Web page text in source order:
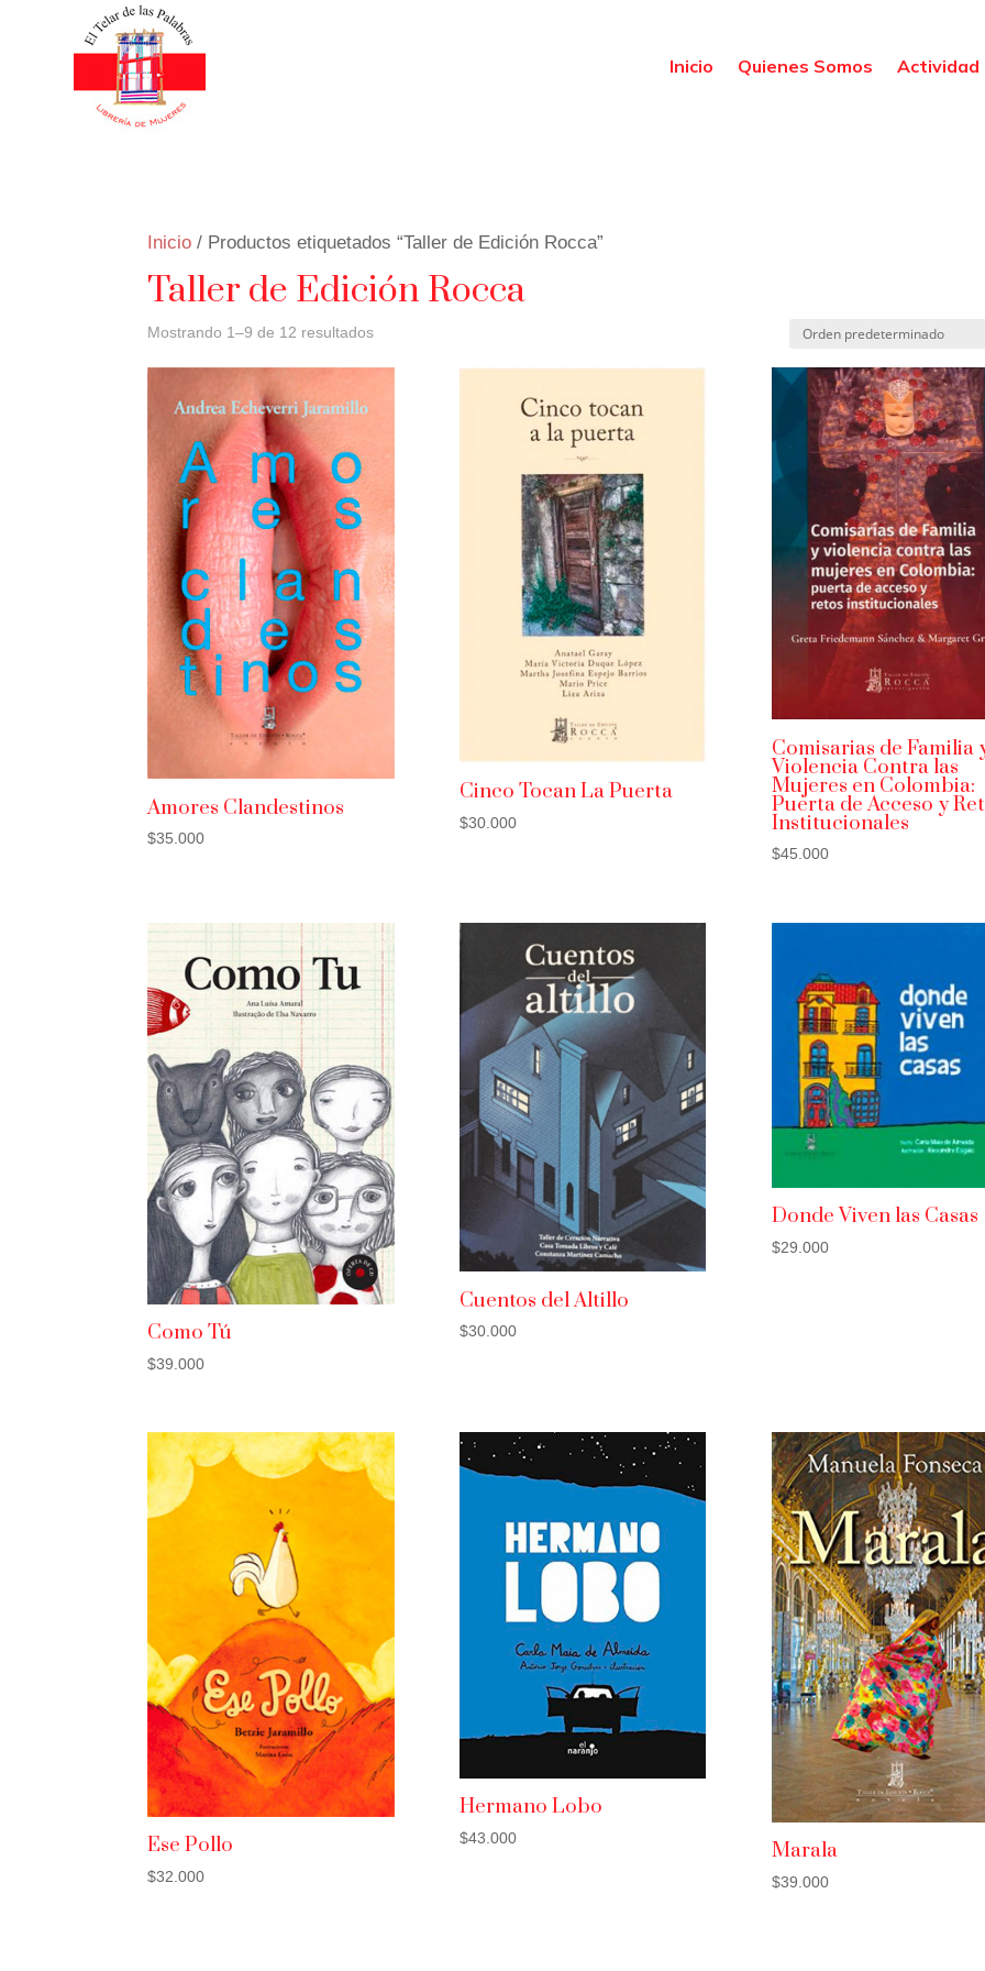
Inicio Quienes Somos Actividad
Inicio / Productos etiquetados “Taller de Edición Rocca”
Taller de Edición Rocca
Mostrando 1–9 de 12 resultados
Amores Clandestinos
$35.000
Cinco Tocan La Puerta
$30.000
Comisarias de Familia
Violencia Contra las
Mujeres en Colombia:
Puerta de Acceso y
Institucionales
$45.000
Como Tú
$39.000
Cuentos del Altillo
$30.000
Donde Viven las Casas
$29.000
Ese Pollo
$32.000
Hermano Lobo
$43.000
Marala
$39.000